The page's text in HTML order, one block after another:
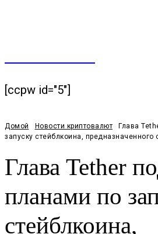
[ccpw id="5"]
Домой Новости криптовалют
Глава
запуску стейблкоина,
Глава Tether
планами по
стейблкоина,